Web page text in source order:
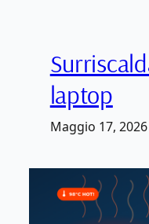
laptop
Maggio 17, 2026